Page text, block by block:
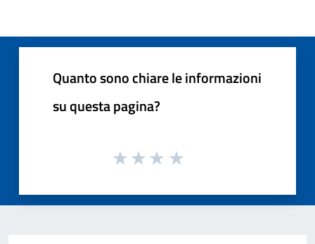
Quanto sono chiare le informazioni
su questa pagina?